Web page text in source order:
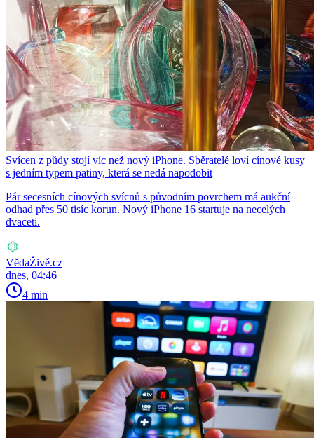
Svícen z půdy stojí víc než nový iPhone. Sběratelé loví cínové kusy
s jedním typem patiny, která se nedá napodobit
Pár secesních cínových svícnů s původním povrchem má aukční
odhad přes 50 tisíc korun. Nový iPhone 16 startuje na necelých
dvaceti.
VědaŽivě.cz
dnes, 04:46
4 min